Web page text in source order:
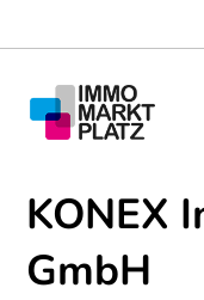
KONEX
GmbH